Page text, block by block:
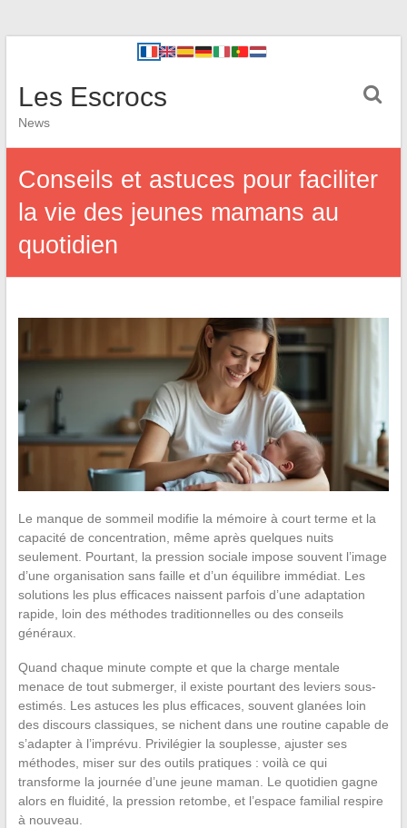
Les Escrocs
News
Conseils et astuces pour faciliter
la vie des jeunes mamans au
quotidien
Le manque de sommeil modifie la mémoire à court terme et la
capacité de concentration, même après quelques nuits
seulement. Pourtant, la pression sociale impose souvent l’image
d’une organisation sans faille et d’un équilibre immédiat. Les
solutions les plus efficaces naissent parfois d’une adaptation
rapide, loin des méthodes traditionnelles ou des conseils
généraux.
Quand chaque minute compte et que la charge mentale
menace de tout submerger, il existe pourtant des leviers sous-
estimés. Les astuces les plus efficaces, souvent glanées loin
des discours classiques, se nichent dans une routine capable de
s’adapter à l’imprévu. Privilégier la souplesse, ajuster ses
méthodes, miser sur des outils pratiques : voilà ce qui
transforme la journée d’une jeune maman. Le quotidien gagne
alors en fluidité, la pression retombe, et l’espace familial respire
à nouveau.